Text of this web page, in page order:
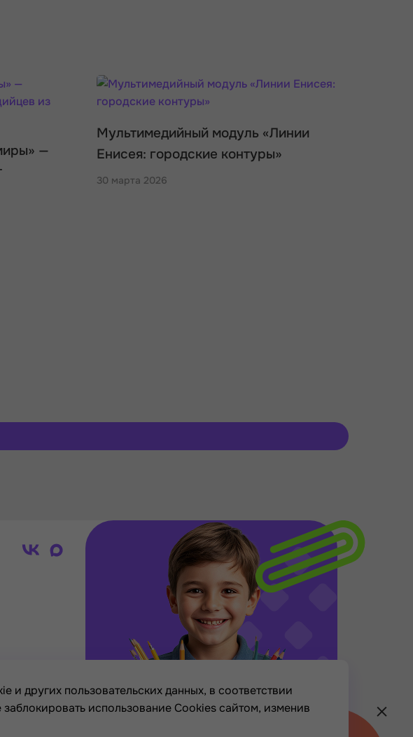
—
Мультимедийный модуль «Линии
Енисея: городские контуры»
30 марта 2026
других пользовательских данных, в соответствии
использование Cookies сайтом, изменив